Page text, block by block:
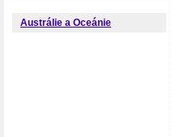
Austrálie a Oceánie